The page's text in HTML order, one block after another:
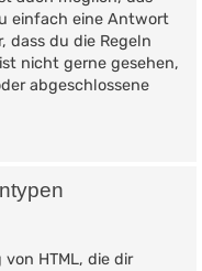
einfach eine Antwort
dass du die Regeln
nicht gerne gesehen,
abgeschlossene
HTML, die dir